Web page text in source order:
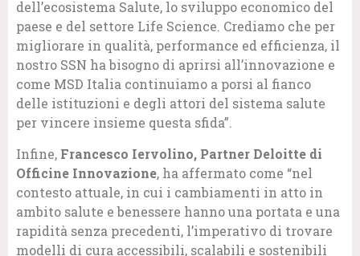
dell’ecosistema Salute, lo sviluppo economico del
paese e del settore Life Science. Crediamo che per
migliorare in qualità, performance ed efficienza, il
nostro SSN ha bisogno di aprirsi all’innovazione e
come MSD Italia continuiamo a porsi al fianco
delle istituzioni e degli attori del sistema salute
per vincere insieme questa sfida”.
Infine, Francesco Iervolino, Partner Deloitte di
Officine Innovazione, ha affermato come “nel
contesto attuale, in cui i cambiamenti in atto in
ambito salute e benessere hanno una portata e una
rapidità senza precedenti, l’imperativo di trovare
modelli di cura accessibili, scalabili e sostenibili